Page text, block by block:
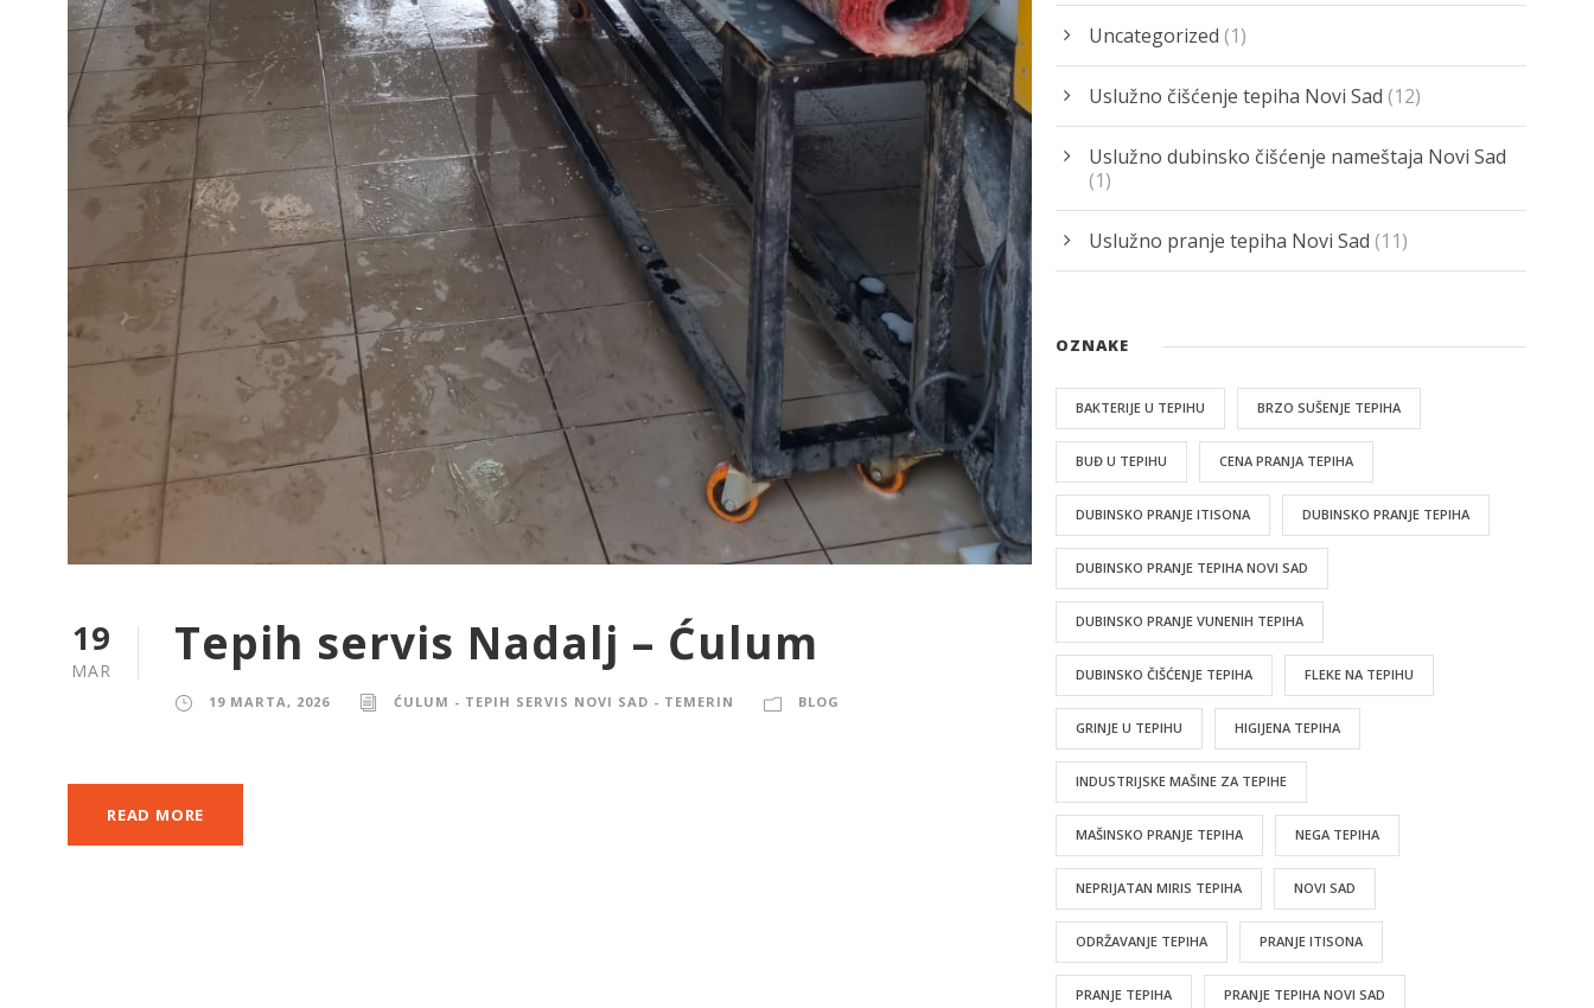
19
MAR Tepih servis Nadalj – Ćulum
19 MARTA, 2026 ĆULUM - TEPIH SERVIS NOVI SAD - TEMERIN BLOG
READ MORE
Uncategorized (1)
Uslužno čišćenje tepiha Novi Sad (12)
Uslužno dubinsko čišćenje nameštaja Novi Sad
(1)
Uslužno pranje tepiha Novi Sad (11)
OZNAKE
BAKTERIJE U TEPIHU BRZO SUŠENJE TEPIHA
BUĐ U TEPIHU CENA PRANJA TEPIHA
DUBINSKO PRANJE ITISONA DUBINSKO PRANJE TEPIHA
DUBINSKO PRANJE TEPIHA NOVI SAD
DUBINSKO PRANJE VUNENIH TEPIHA
DUBINSKO ČIŠĆENJE TEPIHA FLEKE NA TEPIHU
GRINJE U TEPIHU HIGIJENA TEPIHA
INDUSTRIJSKE MAŠINE ZA TEPIHE
MAŠINSKO PRANJE TEPIHA NEGA TEPIHA
NEPRIJATAN MIRIS TEPIHA NOVI SAD
ODRŽAVANJE TEPIHA PRANJE ITISONA
PRANJE TEPIHA PRANJE TEPIHA NOVI SAD